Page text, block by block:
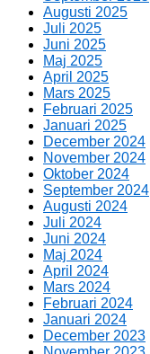
Augusti 2025
Juli 2025
Juni 2025
Maj 2025
April 2025
Mars 2025
Februari 2025
Januari 2025
December 2024
November 2024
Oktober 2024
September 2024
Augusti 2024
Juli 2024
Juni 2024
Maj 2024
April 2024
Mars 2024
Februari 2024
Januari 2024
December 2023